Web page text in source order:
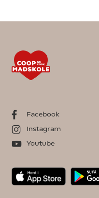
Facebook
Instagram
Youtube